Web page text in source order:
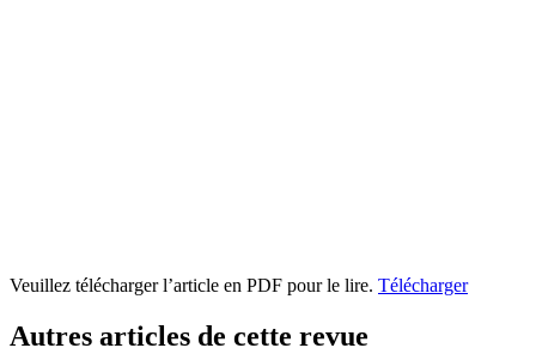
Veuillez télécharger l’article en PDF pour le lire. Télécharger
Autres articles de cette revue